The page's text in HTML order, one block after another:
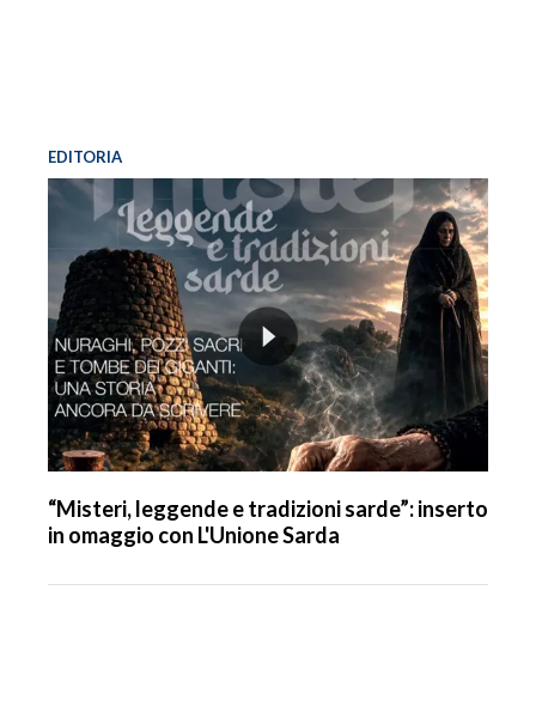
EDITORIA
“Misteri, leggende e tradizioni sarde”: inserto
in omaggio con L'Unione Sarda